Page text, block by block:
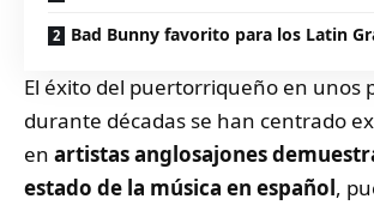
Bad Bunny favorito para los Latin
El éxito del puertorriqueño en unos
durante décadas se han centrado
en artistas anglosajones
estado de la música en español,